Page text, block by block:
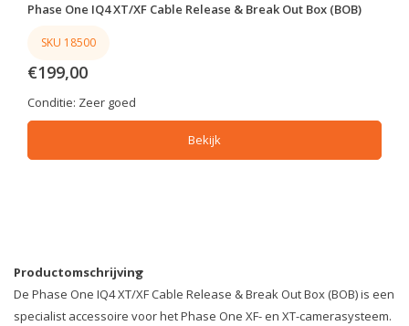
Phase One IQ4 XT/XF Cable Release & Break Out Box (BOB)
SKU 18500
€199,00
Conditie: Zeer goed
Bekijk
Productomschrijving
De Phase One IQ4 XT/XF Cable Release & Break Out Box (BOB) is een
specialist accessoire voor het Phase One XF- en XT-camerasysteem.